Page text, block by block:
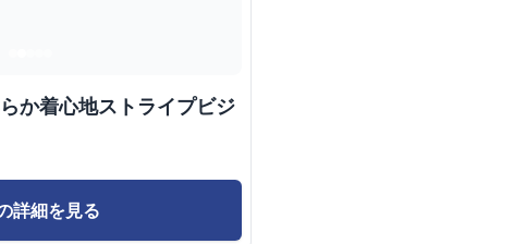
か着心地ストライプビジ
詳細を見る